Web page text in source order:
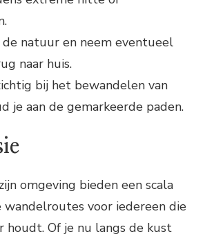
de natuur en neem eventueel
naar huis.
bij het bewandelen van
je aan de gemarkeerde paden.
omgeving bieden een scala
wandelroutes voor iedereen die
houdt. Of je nu langs de kust